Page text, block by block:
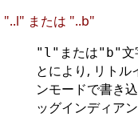
"..l" または "..b"
"l" または"b"文
とにより, リト
ンモードで書き
ッグインディア